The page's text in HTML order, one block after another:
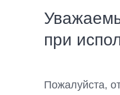
при
Пожалуйста,